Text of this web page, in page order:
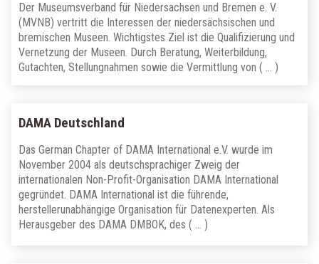
Der Museumsverband für Niedersachsen und Bremen e. V.
(MVNB) vertritt die Interessen der niedersächsischen und
bremischen Museen. Wichtigstes Ziel ist die Qualifizierung und
Vernetzung der Museen. Durch Beratung, Weiterbildung,
Gutachten, Stellungnahmen sowie die Vermittlung von ( … )
DAMA Deutschland
Das German Chapter of DAMA International e.V. wurde im
November 2004 als deutschsprachiger Zweig der
internationalen Non-Profit-Organisation DAMA International
gegründet. DAMA International ist die führende,
herstellerunabhängige Organisation für Datenexperten. Als
Herausgeber des DAMA DMBOK, des ( … )